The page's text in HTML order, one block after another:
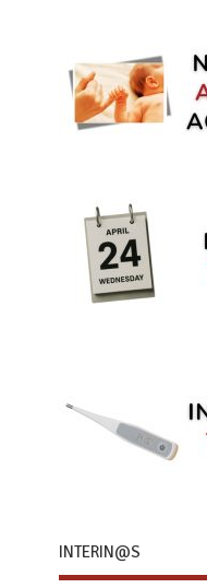
INTERIN@S